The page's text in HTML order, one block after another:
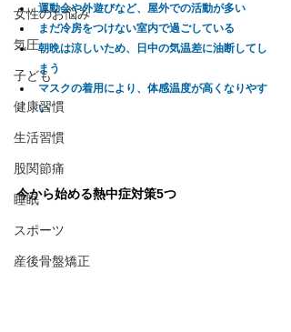
女性のお悩み
気圧
子ども
健康習慣
生活習慣
股関節痛
睡眠
スポーツ
産後骨盤矯正
運動会や外遊びなど、屋外での活動が多い
まだ冷房をつけない室内で過ごしている
朝晩は涼しいため、日中の気温差に油断してし
まう
マスクの着用により、体感温度が高くなりやす
い
今から始める熱中症対策5つ